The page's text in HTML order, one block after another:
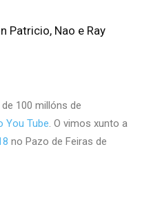
Patricio, Nao e Ray
100 millóns de
You Tube. O vimos xunto a
no Pazo de Feiras de